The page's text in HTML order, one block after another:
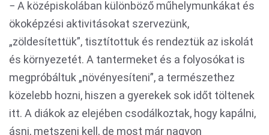
− A középiskolában különböző műhelymunkákat és
ökoképzési aktivitásokat szervezünk,
„zöldesítettük”, tisztítottuk és rendeztük az iskolát
és környezetét. A tantermeket és a folyosókat is
megpróbáltuk „növényesíteni”, a természethez
közelebb hozni, hiszen a gyerekek sok időt töltenek
itt. A diákok az elejében csodálkoztak, hogy kapálni,
ásni, metszeni kell, de most már nagyon